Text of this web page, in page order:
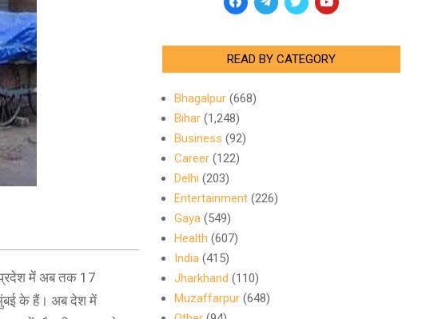
प्रदेश में अब तक 17
मुंबई के हैं। अब देश में
READ BY CATEGORY
Bhagalpur(668)
Bihar(1,248)
Business (92)
Career(122)
Delhi (203)
Entertainment(226)
Gaya(549)
Health (607)
India(415)
Jharkhand (110)
Muzaffarpur(648)